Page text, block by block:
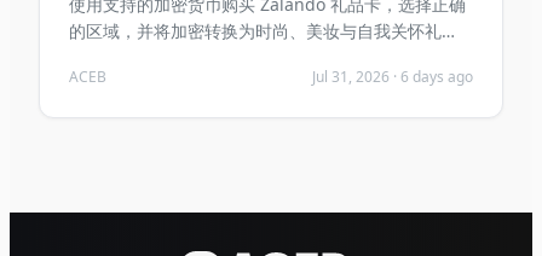
的区域，并将加密转换为时尚、美妆与自我关怀礼
ACEB Jul 31, 2026 · 6 days ago